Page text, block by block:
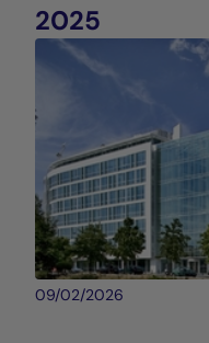
2025
09/02/2026